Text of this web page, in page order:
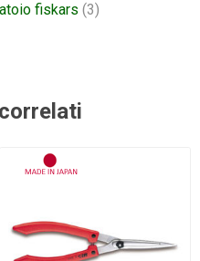
fiskars (3)